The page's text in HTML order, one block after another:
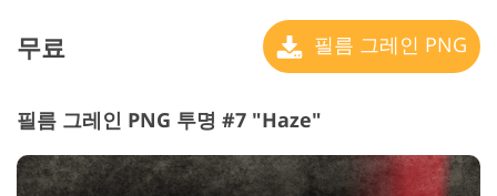
무료 필름 그레인 PNG
필름 그레인 PNG 투명 #7 "Haze"